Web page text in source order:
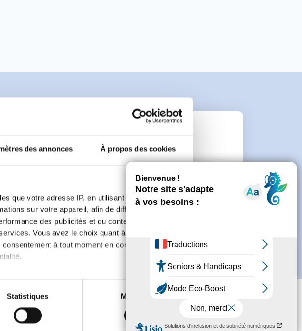
des annonces À propos des cookies
que votre adresse IP, en utilisant des
sur votre appareil, afin de diffuser des
des publicités et du contenu, ainsi que de
Vous avez le choix quant à l'utilisation de
à tout moment en consultant la
peuvent être précises à plusieurs mètres près
Statistiques Marketing
besoin de vous connecter ou de créer un compte.
compte